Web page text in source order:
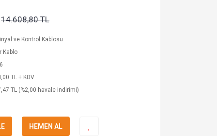
14.608,80 TL
ve Kontrol Kablosu
Kablo
TL + KDV
TL (%2,00 havale indirimi)
HEMEN AL